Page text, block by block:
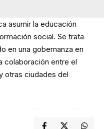
asumir la educación
social. Se trata
en una gobernanza en
colaboración entre el
otras ciudades del